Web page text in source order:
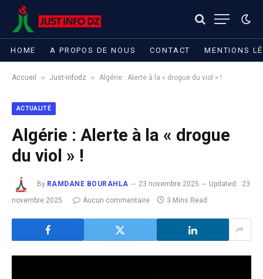
HOME A PROPOS DE NOUS CONTACT MENTIONS
Accueil » Just-infodz » Algérie : Alerte à la « drogue du viol » !
ACTUALITÉ
Algérie : Alerte à la « drogue
du viol » !
By RAMDANE BOURAHLA 23 novembre 2025 Updated:
23
novembre 2025
Aucun commentaire 3 Mins Read